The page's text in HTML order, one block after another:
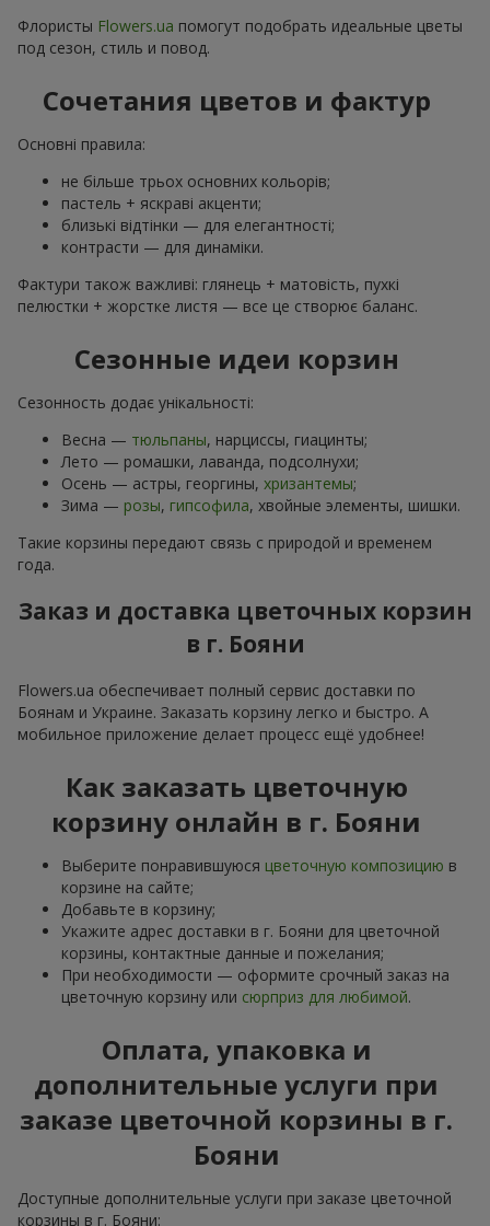
Флористы Flowers.ua помогут подобрать идеальные цветы
под сезон, стиль и повод.
Сочетания цветов и фактур
Основні правила:
не більше трьох основних кольорів;
пастель + яскраві акценти;
близькі відтінки — для елегантності;
контрасти — для динаміки.
Фактури також важливі: глянець + матовість, пухкі
пелюстки + жорстке листя — все це створює баланс.
Сезонные идеи корзин
Сезонность додає унікальності:
Весна — тюльпаны, нарциссы, гиацинты;
Лето — ромашки, лаванда, подсолнухи;
Осень — астры, георгины, хризантемы;
Зима — розы, гипсофила, хвойные элементы, шишки.
Такие корзины передают связь с природой и временем
года.
Заказ и доставка цветочных корзин
в г. Бояни
Flowers.ua обеспечивает полный сервис доставки по
Боянам и Украине. Заказать корзину легко и быстро. А
мобильное приложение делает процесс ещё удобнее!
Как заказать цветочную
корзину онлайн в г. Бояни
Выберите понравившуюся цветочную композицию в
корзине на сайте;
Добавьте в корзину;
Укажите адрес доставки в г. Бояни для цветочной
корзины, контактные данные и пожелания;
При необходимости — оформите срочный заказ на
цветочную корзину или сюрприз для любимой.
Оплата, упаковка и
дополнительные услуги при
заказе цветочной корзины в г.
Бояни
Доступные дополнительные услуги при заказе цветочной
корзины в г. Бояни: